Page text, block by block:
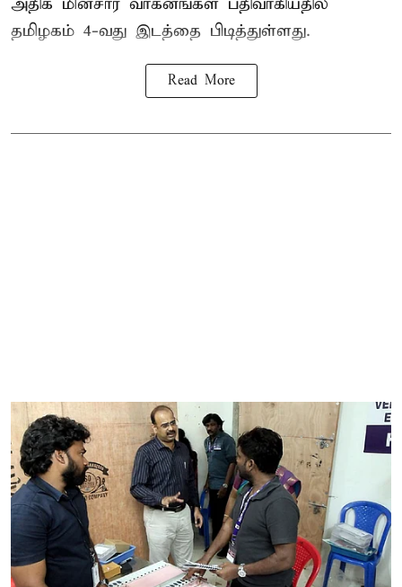
அதிக மின்சார வாகனங்கள் பதிவாகியதில்
தமிழகம் 4-வது இடத்தை பிடித்துள்ளது.
Read More